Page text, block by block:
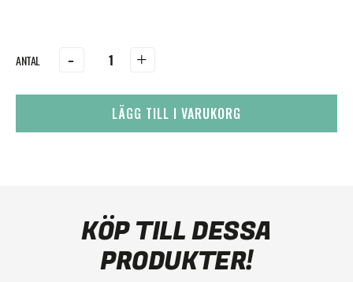
- +
LÄGG TILL I VARUKORG
KÖP TILL DESSA
PRODUKTER!